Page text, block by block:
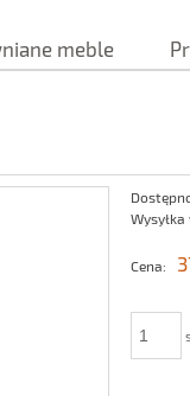
meble
Wysyłka
Cena: